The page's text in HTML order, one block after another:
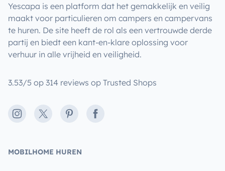
Yescapa is een platform dat het gemakkelijk en veilig
maakt voor particulieren om campers en campervans
te huren. De site heeft de rol als een vertrouwde derde
partij en biedt een kant-en-klare oplossing voor
verhuur in alle vrijheid en veiligheid.
3.53/5 op 314 reviews op Trusted Shops
Instagram
X PinterestFacebook
MOBILHOME HUREN